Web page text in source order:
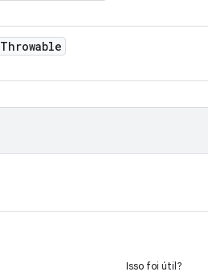
Throwable
Isso foi útil?